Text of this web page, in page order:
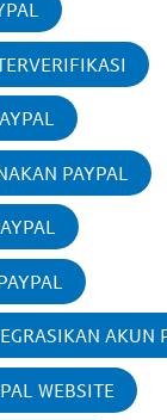
PAYPAL
AKUN
WEBSITE